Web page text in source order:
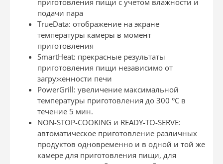
подачи пара
TrueData: отображение на экране
температуры камеры в момент
приготовления
SmartHeat: прекрасные результаты
приготовления пищи независимо от
загруженности печи
PowerGrill: увеличение максимальной
температуры приготовления до 300 °C в
течение 5 мин.
NON-STOP-COOKING и READY-TO-SERVE:
автоматическое приготовление различных
продуктов одновременно и в одной и той же
камере для приготовления пищи, для